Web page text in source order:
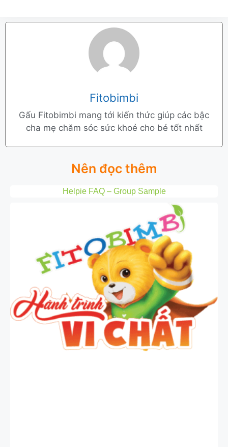
Fitobimbi
Gấu Fitobimbi mang tới kiến thức giúp các bậc
cha mẹ chăm sóc sức khoẻ cho bé tốt nhất
Nên đọc thêm
Helpie FAQ – Group Sample